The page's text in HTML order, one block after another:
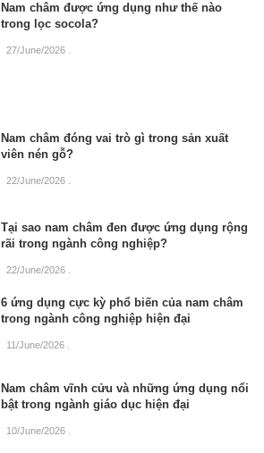
Nam châm được ứng dụng như thế nào
trong lọc socola?
27/June/2026
Nam châm đóng vai trò gì trong sản xuất
viên nén gỗ?
22/June/2026
Tại sao nam châm đen được ứng dụng rộng
rãi trong ngành công nghiệp?
22/June/2026
6 ứng dụng cực kỳ phổ biến của nam châm
trong ngành công nghiệp hiện đại
11/June/2026
Nam châm vĩnh cửu và những ứng dụng nổi
bật trong ngành giáo dục hiện đại
10/June/2026